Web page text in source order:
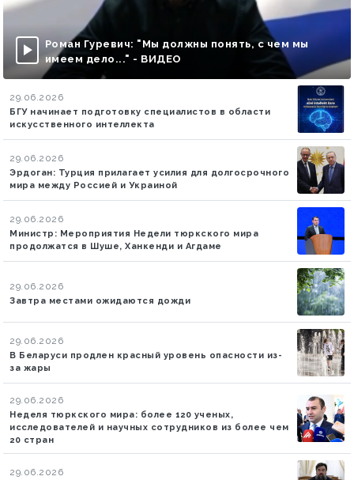
Роман Гуревич: "Мы должны понять, с чем мы
имеем дело..." - ВИДЕО
29.06.2026
БГУ начинает подготовку специалистов в области
искусственного интеллекта
29.06.2026
Эрдоган: Турция прилагает усилия для долгосрочного
мира между Россией и Украиной
29.06.2026
Министр: Мероприятия Недели тюркского мира
продолжатся в Шуше, Ханкенди и Агдаме
29.06.2026
Завтра местами ожидаются дожди
29.06.2026
В Беларуси продлен красный уровень опасности из-
за жары
29.06.2026
Неделя тюркского мира: более 120 ученых,
исследователей и научных сотрудников из более чем
20 стран
29.06.2026